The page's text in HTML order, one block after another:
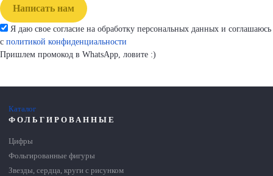
Написать нам
Я даю свое согласие на обработку персональных данных и соглашаюсь
с политикой конфиденциальности
Пришлем промокод в WhatsApp, ловите :)
Каталог
ФОЛЬГИРОВАННЫЕ
Цифры
Фольгированные фигуры
Звезды, сердца, круги с рисунком